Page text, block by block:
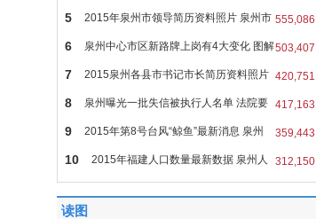
555,086
5 2015年泉州市领导简历资料照片 泉州市
503,407
6 泉州中心市区新路牌上岗有4大变化 图解
420,751
7 2015泉州各县市书记市长简历资料照片
417,163
8 泉州曝光一批失信被执行人名单 法院要
359,443
9 2015年第8号台风“鲸鱼”最新消息 泉州
312,150
10 2015年福建人口数量最新数据 泉州人
口8
读图